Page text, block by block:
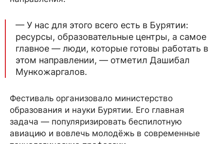
— У нас для этого всего есть в Бурятии:
ресурсы, образовательные центры, а самое
главное — люди, которые готовы работать в
этом направлении, — отметил Дашибал
Мункожаргалов.
Фестиваль организовало министерство
образования и науки Бурятии. Его главная
задача — популяризировать беспилотную
авиацию и вовлечь молодёжь в современные